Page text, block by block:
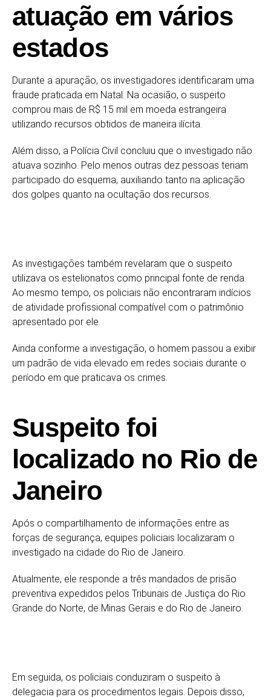
atuação em vários
estados
Durante a apuração, os investigadores identificaram uma
fraude praticada em Natal. Na ocasião, o suspeito
comprou mais de R$ 15 mil em moeda estrangeira
utilizando recursos obtidos de maneira ilícita.
Além disso, a Polícia Civil concluiu que o investigado não
atuava sozinho. Pelo menos outras dez pessoas teriam
participado do esquema, auxiliando tanto na aplicação
dos golpes quanto na ocultação dos recursos.
As investigações também revelaram que o suspeito
utilizava os estelionatos como principal fonte de renda.
Ao mesmo tempo, os policiais não encontraram indícios
de atividade profissional compatível com o patrimônio
apresentado por ele.
Ainda conforme a investigação, o homem passou a exibir
um padrão de vida elevado em redes sociais durante o
período em que praticava os crimes.
Suspeito foi
localizado no Rio de
Janeiro
Após o compartilhamento de informações entre as
forças de segurança, equipes policiais localizaram o
investigado na cidade do Rio de Janeiro.
Atualmente, ele responde a três mandados de prisão
preventiva expedidos pelos Tribunais de Justiça do Rio
Grande do Norte, de Minas Gerais e do Rio de Janeiro.
Em seguida, os policiais conduziram o suspeito à
delegacia para os procedimentos legais. Depois disso,